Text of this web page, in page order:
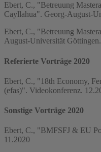
Ebert, C., "Betreuung
Cayllahua". Georg-August-
Ebert, C., "Betreuung
August-Universität Göttingen.
Referierte Vorträge 2020
Ebert, C., "18th Economy,
(efas)". Videokonferenz.
Sonstige Vorträge 2020
Ebert, C., "BMFSFJ & EU
11.2020